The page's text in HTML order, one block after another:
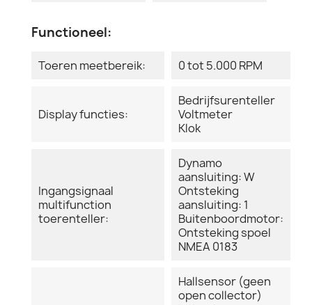
Functioneel:
Toeren meetbereik: 0 tot 5.000 RPM
Display functies:
Bedrijfsurenteller
Voltmeter
Klok
Ingangsignaal
multifunction
toerenteller:
Dynamo
aansluiting: W
Ontsteking
aansluiting: 1
Buitenboordmotor:
Ontsteking spoel
NMEA 0183
Hallsensor (geen
open collector)